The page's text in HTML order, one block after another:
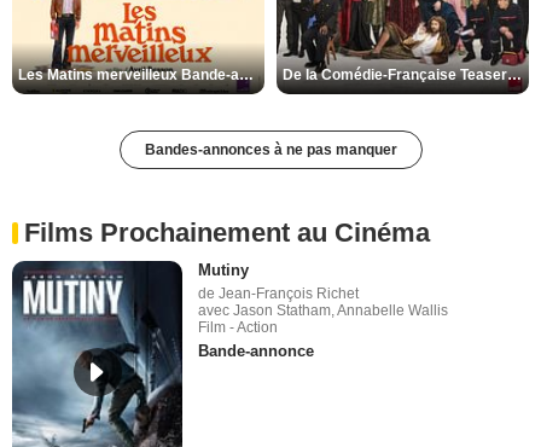
Les Matins merveilleux Bande-annonce VF De la Comédie-Française Teaser VF
Bandes-annonces à ne pas manquer
Films Prochainement au Cinéma
Mutiny
de Jean-François Richet
avec Jason Statham, Annabelle Wallis
Film - Action
Bande-annonce